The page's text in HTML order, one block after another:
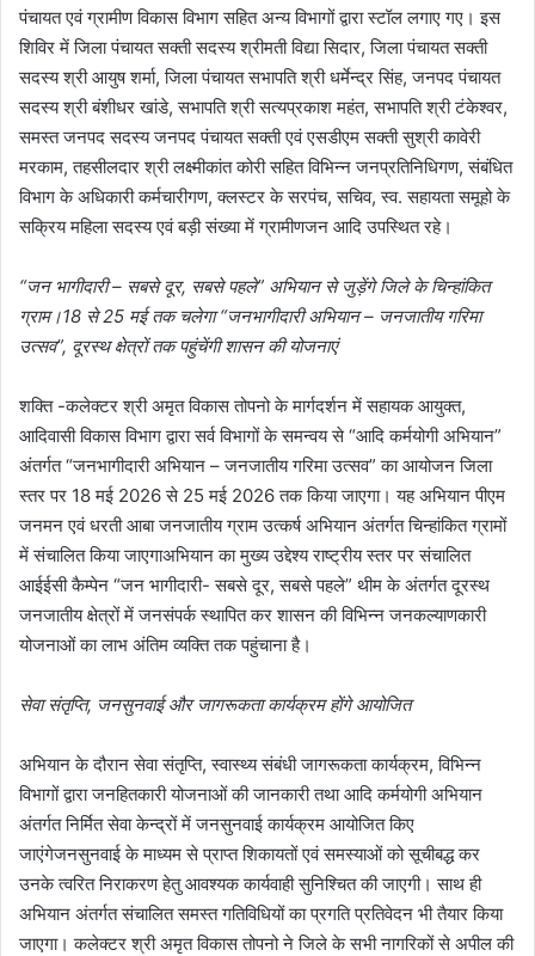
पंचायत एवं ग्रामीण विकास विभाग सहित अन्य विभागों द्वारा स्टॉल लगाए गए। इस
शिविर में जिला पंचायत सक्ती सदस्य श्रीमती विद्या सिदार, जिला पंचायत सक्ती
सदस्य श्री आयुष शर्मा, जिला पंचायत सभापति श्री धर्मेन्द्र सिंह, जनपद पंचायत
सदस्य श्री बंशीधर खांडे, सभापति श्री सत्यप्रकाश महंत, सभापति श्री टंकेश्वर,
समस्त जनपद सदस्य जनपद पंचायत सक्ती एवं एसडीएम सक्ती सुश्री कावेरी
मरकाम, तहसीलदार श्री लक्ष्मीकांत कोरी सहित विभिन्न जनप्रतिनिधिगण, संबंधित
विभाग के अधिकारी कर्मचारीगण, क्लस्टर के सरपंच, सचिव, स्व. सहायता समूहो के
सक्रिय महिला सदस्य एवं बड़ी संख्या में ग्रामीणजन आदि उपस्थित रहे।
“जन भागीदारी – सबसे दूर, सबसे पहले” अभियान से जुड़ेंगे जिले के चिन्हांकित
ग्राम।18 से 25 मई तक चलेगा “जनभागीदारी अभियान – जनजातीय गरिमा
उत्सव”, दूरस्थ क्षेत्रों तक पहुंचेंगी शासन की योजनाएं
शक्ति -कलेक्टर श्री अमृत विकास तोपनो के मार्गदर्शन में सहायक आयुक्त,
आदिवासी विकास विभाग द्वारा सर्व विभागों के समन्वय से “आदि कर्मयोगी अभियान”
अंतर्गत “जनभागीदारी अभियान – जनजातीय गरिमा उत्सव” का आयोजन जिला
स्तर पर 18 मई 2026 से 25 मई 2026 तक किया जाएगा। यह अभियान पीएम
जनमन एवं धरती आबा जनजातीय ग्राम उत्कर्ष अभियान अंतर्गत चिन्हांकित ग्रामों
में संचालित किया जाएगाअभियान का मुख्य उद्देश्य राष्ट्रीय स्तर पर संचालित
आईईसी कैम्पेन “जन भागीदारी- सबसे दूर, सबसे पहले” थीम के अंतर्गत दूरस्थ
जनजातीय क्षेत्रों में जनसंपर्क स्थापित कर शासन की विभिन्न जनकल्याणकारी
योजनाओं का लाभ अंतिम व्यक्ति तक पहुंचाना है।
सेवा संतृप्ति, जनसुनवाई और जागरूकता कार्यक्रम होंगे आयोजित
अभियान के दौरान सेवा संतृप्ति, स्वास्थ्य संबंधी जागरूकता कार्यक्रम, विभिन्न
विभागों द्वारा जनहितकारी योजनाओं की जानकारी तथा आदि कर्मयोगी अभियान
अंतर्गत निर्मित सेवा केन्द्रों में जनसुनवाई कार्यक्रम आयोजित किए
जाएंगेजनसुनवाई के माध्यम से प्राप्त शिकायतों एवं समस्याओं को सूचीबद्ध कर
उनके त्वरित निराकरण हेतु आवश्यक कार्यवाही सुनिश्चित की जाएगी। साथ ही
अभियान अंतर्गत संचालित समस्त गतिविधियों का प्रगति प्रतिवेदन भी तैयार किया
जाएगा। कलेक्टर श्री अमृत विकास तोपनो ने जिले के सभी नागरिकों से अपील की